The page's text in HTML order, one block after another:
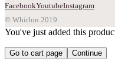
FacebookYoutubeInstagram
© Whirlon 2019
You've just added this
Go to cart page Continue